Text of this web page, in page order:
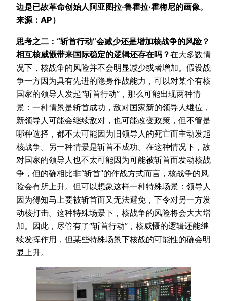
边是已故革命创始人阿亚图拉·鲁霍拉·霍梅尼的画像。
来源：AP）
思考之二：“斩首行动”会减少还是增加核战争的风险？
相互核威慑带来国际稳定的逻辑还存在吗？在大多数情
况下，核战争的风险并不会明显减少或者增加。假设战
争一方因为具有先进的隐身作战能力，可以对某个有核
国家的领导人发起“斩首行动”，那么可能出现两种情
景：一种情景是斩首成功，敌对国家新的领导人继位，
新领导人可能会继续敌对，也可能改变政策，但不管是
哪种选择，都不太可能因为旧领导人的死亡而主动发起
核战争。另一种情景是斩首不成功。在这种情况下，敌
对国家的领导人也不太可能因为可能被斩首而发动核战
争，但的确相比非“斩首”的作战方式而言，核战争的风
险会有所上升。但可以想象这样一种特殊场景：领导人
因为得知马上要被斩首而又无法避免，下令对另一方发
动核打击。这种特殊场景下，核战争的风险将会大大增
加。因此，尽管有了“斩首行动”，核威慑的逻辑还能继
续发挥作用，但某些特殊场景下核战的可能性的确会明
显上升。